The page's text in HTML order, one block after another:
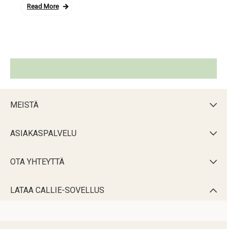
Read More
MEISTÄ 
ASIAKASPALVELU 
OTA YHTEYTTÄ 
LATAA CALLIE-SOVELLUS 